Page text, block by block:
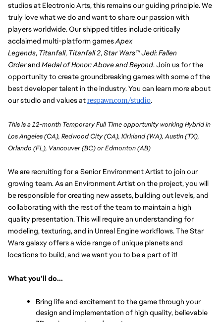
studios at Electronic Arts, this remains our guiding principle. We
truly love what we do and want to share our passion with
players worldwide. Our shipped titles include critically
acclaimed multi-platform games Apex
Legends, Titanfall, Titanfall 2, Star Wars™ Jedi: Fallen
Order and Medal of Honor: Above and Beyond. Join us for the
opportunity to create groundbreaking games with some of the
best developer talent in the industry. You can learn more about
our studio and values at respawn.com/studio.
This is a 12-month Temporary Full Time opportunity working Hybrid in
Los Angeles (CA), Redwood City (CA), Kirkland (WA), Austin (TX),
Orlando (FL), Vancouver (BC) or Edmonton (AB)
We are recruiting for a Senior Environment Artist to join our
growing team. As an Environment Artist on the project, you will
be responsible for creating new assets, building out levels, and
collaborating with the rest of the team to maintain a high
quality presentation. This will require an understanding for
modeling, texturing, and in Unreal Engine workflows. The Star
Wars galaxy offers a wide range of unique planets and
locations to build, and we want you to be a part of it!
What you’ll do...
Bring life and excitement to the game through your
design and implementation of high quality, believable